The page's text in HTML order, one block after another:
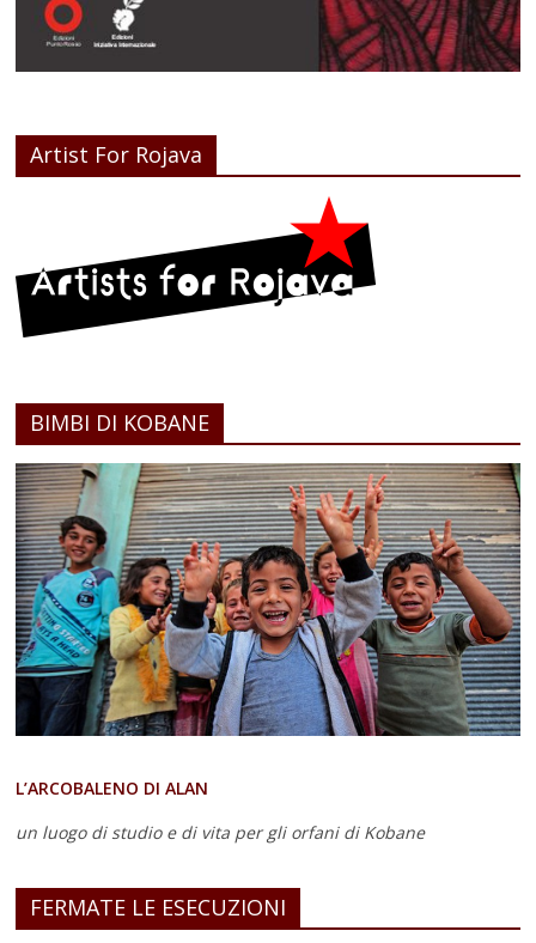
Artist For Rojava
BIMBI DI KOBANE
L’ARCOBALENO DI ALAN
un luogo di studio e di vita per gli orfani di Kobane
FERMATE LE ESECUZIONI